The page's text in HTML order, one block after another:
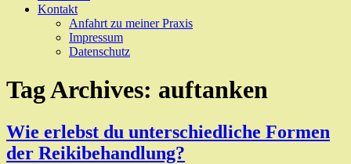
Kontakt
Anfahrt zu meiner Praxis
Impressum
Datenschutz
Tag Archives: auftanken
Wie erlebst du unterschiedliche Formen
der Reikibehandlung?